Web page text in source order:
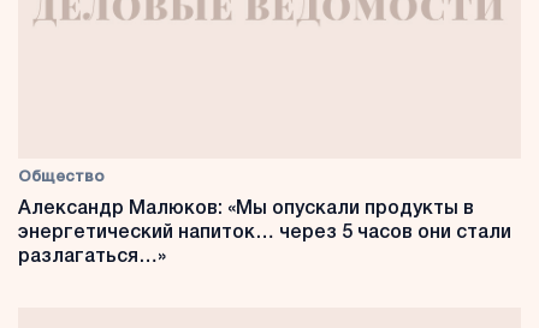
Общество
Александр Малюков: «Мы опускали продукты в
энергетический напиток… через 5 часов они стали
разлагаться…»